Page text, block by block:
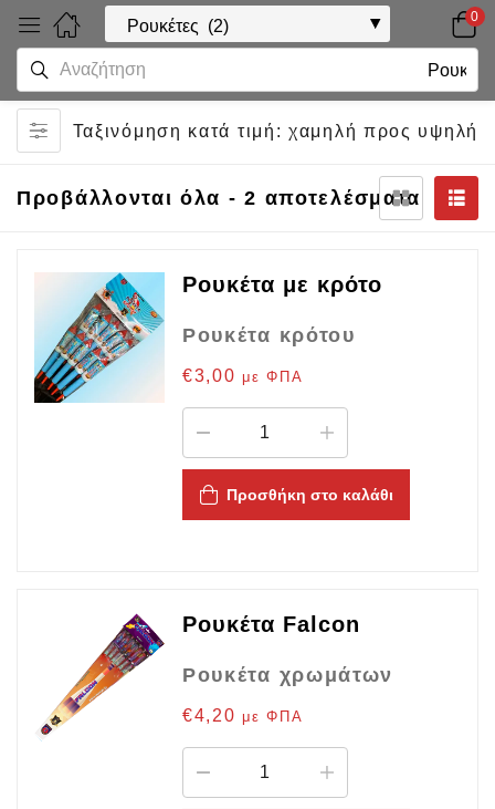
0
Προβάλλονται όλα - 2 αποτελέσματα
Ταξινόμηση κατά τιμή: χαμηλή προς υψηλή
Ρουκέτα με κρότο
Ρουκέτα κρότου
€3,00 με ΦΠΑ
Προσθήκη στο καλάθι
Ρουκέτα Falcon
Ρουκέτα χρωμάτων
€4,20 με ΦΠΑ